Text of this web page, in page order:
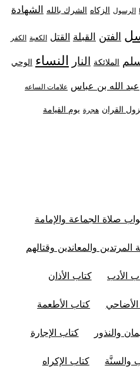
الرسول الزكاه الشرك بالله الشهادة
الفتن القبلة القتل الكعبة الكفر
الملائكة النار النساء الوحي
عبد الله بن عباس علامات الساعه
القران هجرة يوم القيامة
صلاة الجماعة والإمامة
المرتدين والمعاندين وقتالهم
الأدب كتاب الأذان
كتاب الأطعمة
والنذور كتاب الإجارة
والسنَّة كتاب الإكراه